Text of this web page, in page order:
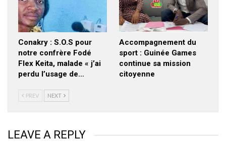
Conakry : S.O.S pour
notre confrère Fodé
Flex Keita, malade « j’ai
perdu l’usage de…
Accompagnement du
sport : Guinée Games
continue sa mission
citoyenne
PREV NEXT
LEAVE A REPLY